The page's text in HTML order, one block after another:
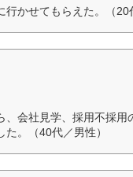
かせてもらえた。（20
会社見学、採用不採用
。（40代／男性）